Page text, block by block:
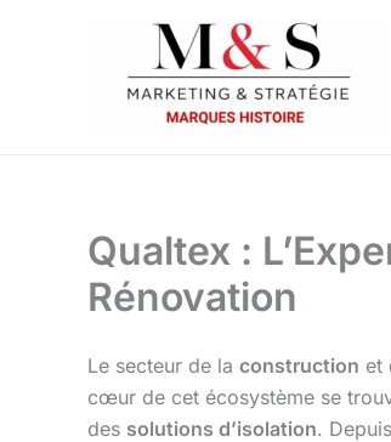
Qualtex :
Rénovation
Le secteur de la construction et
cœur de cet écosystème se
des solutions d’isolation.